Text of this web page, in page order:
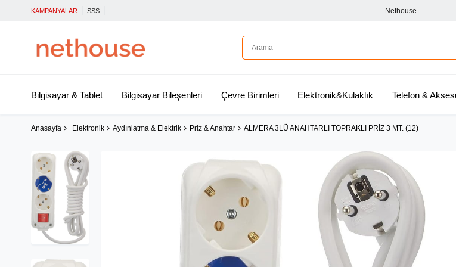
KAMPANYALAR SSS Nethouse
Bilgisayar & Tablet Bilgisayar Bileşenleri Çevre Birimleri Elektronik&Kulaklık Telefon &
Anasayfa Elektronik Aydınlatma & Elektrik Priz & Anahtar ALMERA 3LÜ ANAHTARLI TOPRAKLI PRİZ 3 MT. (12)